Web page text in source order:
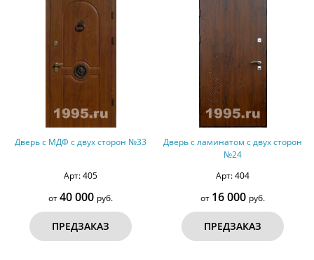
Дверь с МДФ с двух сторон №33
Арт: 405
от40 000 руб.
ПРЕДЗАКАЗ
Дверь с ламинатом с двух сторон
№24
Арт: 404
от 16 000 руб.
ПРЕДЗАКАЗ